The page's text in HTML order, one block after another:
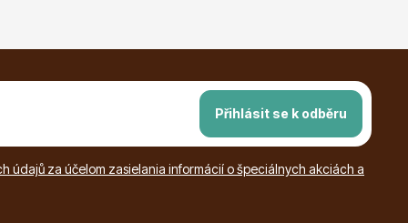
Přihlásit se k odběru
údajů za účelom zasielania informácií o špeciálnych akciách a